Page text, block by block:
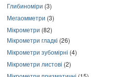
Глибиноміри (3)
Мегаомметри (3)
Мікрометри (82)
Мікрометри гладкі (26)
Мікрометри зубомірні (4)
Мікрометри листові (2)